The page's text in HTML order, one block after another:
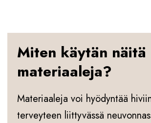
Miten käytän näitä
materiaaleja?
Materiaaleja voi hyödyntää
terveyteen liittyvässä